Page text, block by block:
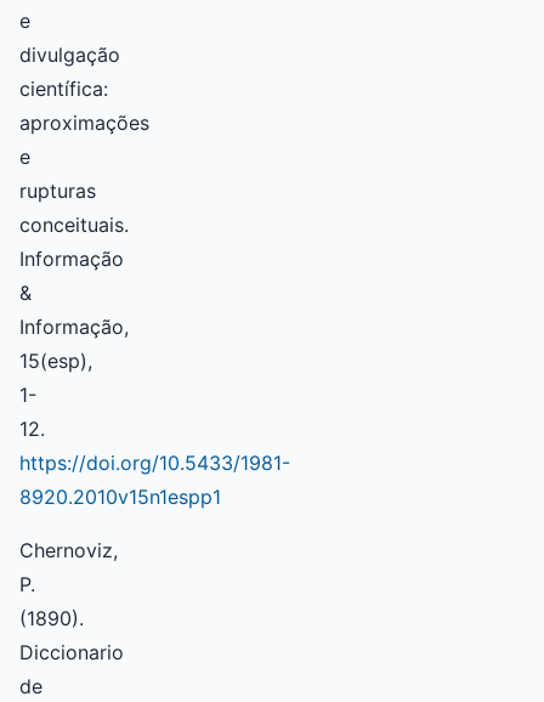
e
divulgação
científica:
aproximações
e
rupturas
conceituais.
Informação
&
Informação,
15(esp),
1-
12.
https://doi.org/10.5433/1981-
8920.2010v15n1espp1
Chernoviz,
P.
(1890).
Diccionario
de